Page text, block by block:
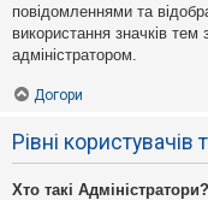
повідомленнями та
використання значків
адміністратором.
Догори
Рівні користувачів
Хто такі Адміністратори?